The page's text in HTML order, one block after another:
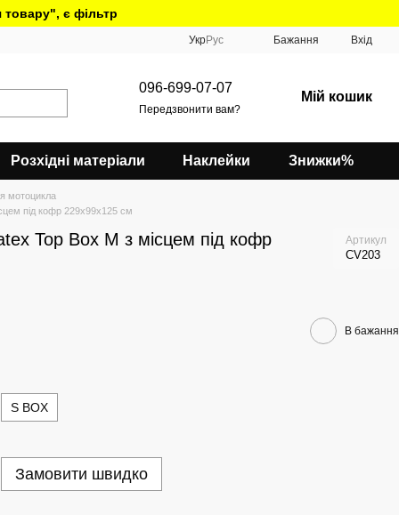
товару", є фільтр
УкрРус Бажання Вхід
096-699-07-07
Передзвонити вам?
Мій кошик
Розхідні матеріали Наклейки Знижки%
мотоцикла
під кофр 229х99х125 см
Top Box M з місцем під кофр Артикул
CV203
В бажання
S BOX
Замовити швидко